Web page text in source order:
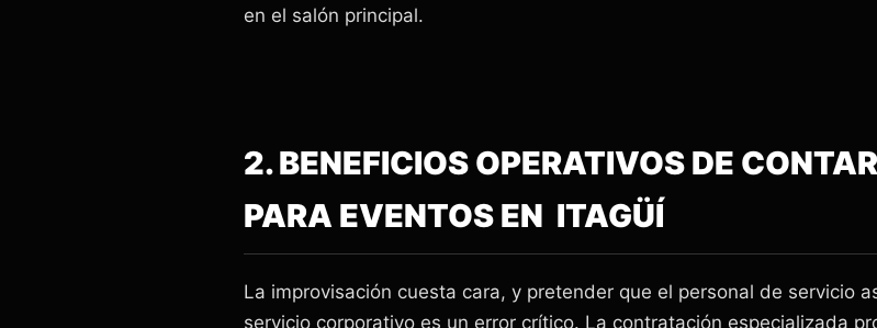
en el salón principal.
2. BENEFICIOS OPERATIVOS DE
PARA EVENTOS EN ITAGÜÍ
La improvisación cuesta cara, y pretender que el personal de servicio
servicio corporativo es un error crítico. La contratación especializada